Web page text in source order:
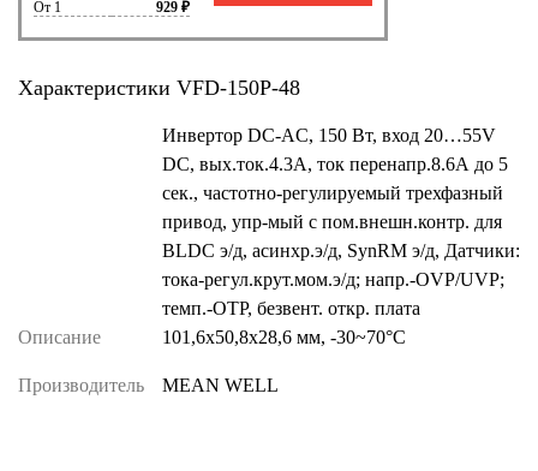
От 1 929 ₽
Характеристики VFD-150P-48
Описание
Инвертор DC-AC, 150 Вт, вход 20…55V
DC, вых.ток.4.3А, ток перенапр.8.6А до 5
сек., частотно-регулируемый трехфазный
привод, упр-мый с пом.внешн.контр. для
BLDC э/д, асинхр.э/д, SynRM э/д, Датчики:
тока-регул.крут.мом.э/д; напр.-OVP/UVP;
темп.-OTP, безвент. откр. плата
101,6х50,8х28,6 мм, -30~70°С
Производитель MEAN WELL